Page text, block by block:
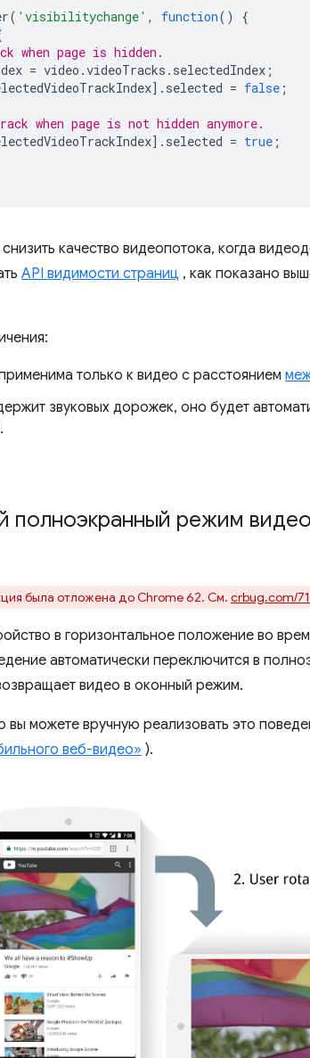
( 'visibilitychange' , function()
{
when page is hidden.
= video .videoTracks . selectedIndex ;
]. selected = false ;
when page is not hidden anymore.
]. selected = true ;
качество видеопотока, когда
API видимости страниц , как показано
только к видео с расстоянием
звуковых дорожек, оно будет
полноэкранный режим
была отложена до Chrome 62. См. crbug.com/
в горизонтальное положение во
автоматически переключится в
видео в оконный режим.
вы можете вручную реализовать это
веб-видео» ).